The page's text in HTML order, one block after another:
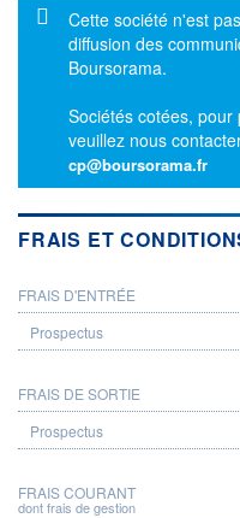
Message
Cette société n'est
diffusion des
Boursorama.
Sociétés cotées,
veuillez nous
cp@boursorama.fr
FRAIS ET
PROSPECTUS
FRAIS D'ENTRÉE
FRAIS DE SORTIE
FRAIS COURANT
dont frais de gestion